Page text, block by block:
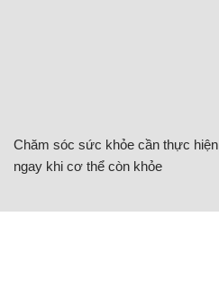
Chăm sóc sức khỏe cần thực hiện
ngay khi cơ thể còn khỏe